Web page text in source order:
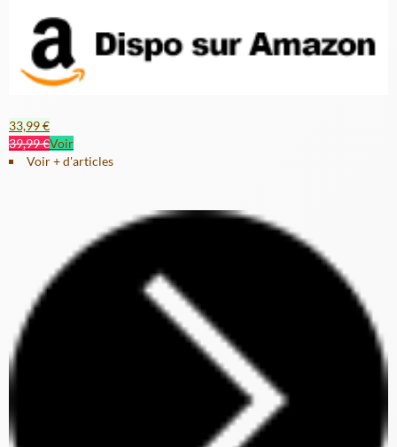
33,99 €
39,99 €Voir
Voir + d'articles